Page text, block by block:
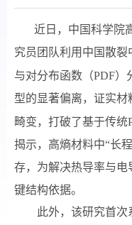
近日，中国科学院
究员团队利用中国散
与对分布函数（PDF）
型的显著偏离，证实
畸变，打破了基于传统
揭示，高熵材料中“长
存，为解决热导率与电
键结构依据。
此外，该研究首